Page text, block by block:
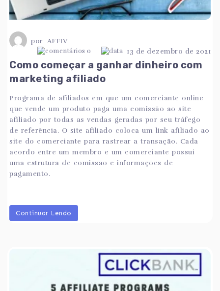
por AFFIV
0 13 de dezembro de 2021
Como começar a ganhar dinheiro com
marketing afiliado
Programa de afiliados em que um comerciante online
que vende um produto paga uma comissão ao site
afiliado por todas as vendas geradas por seu tráfego
de referência. O site afiliado coloca um link afiliado ao
site do comerciante para rastrear a transação. Cada
acordo entre um membro e um comerciante possui
uma estrutura de comissão e informações de
pagamento.
Continuar Lendo